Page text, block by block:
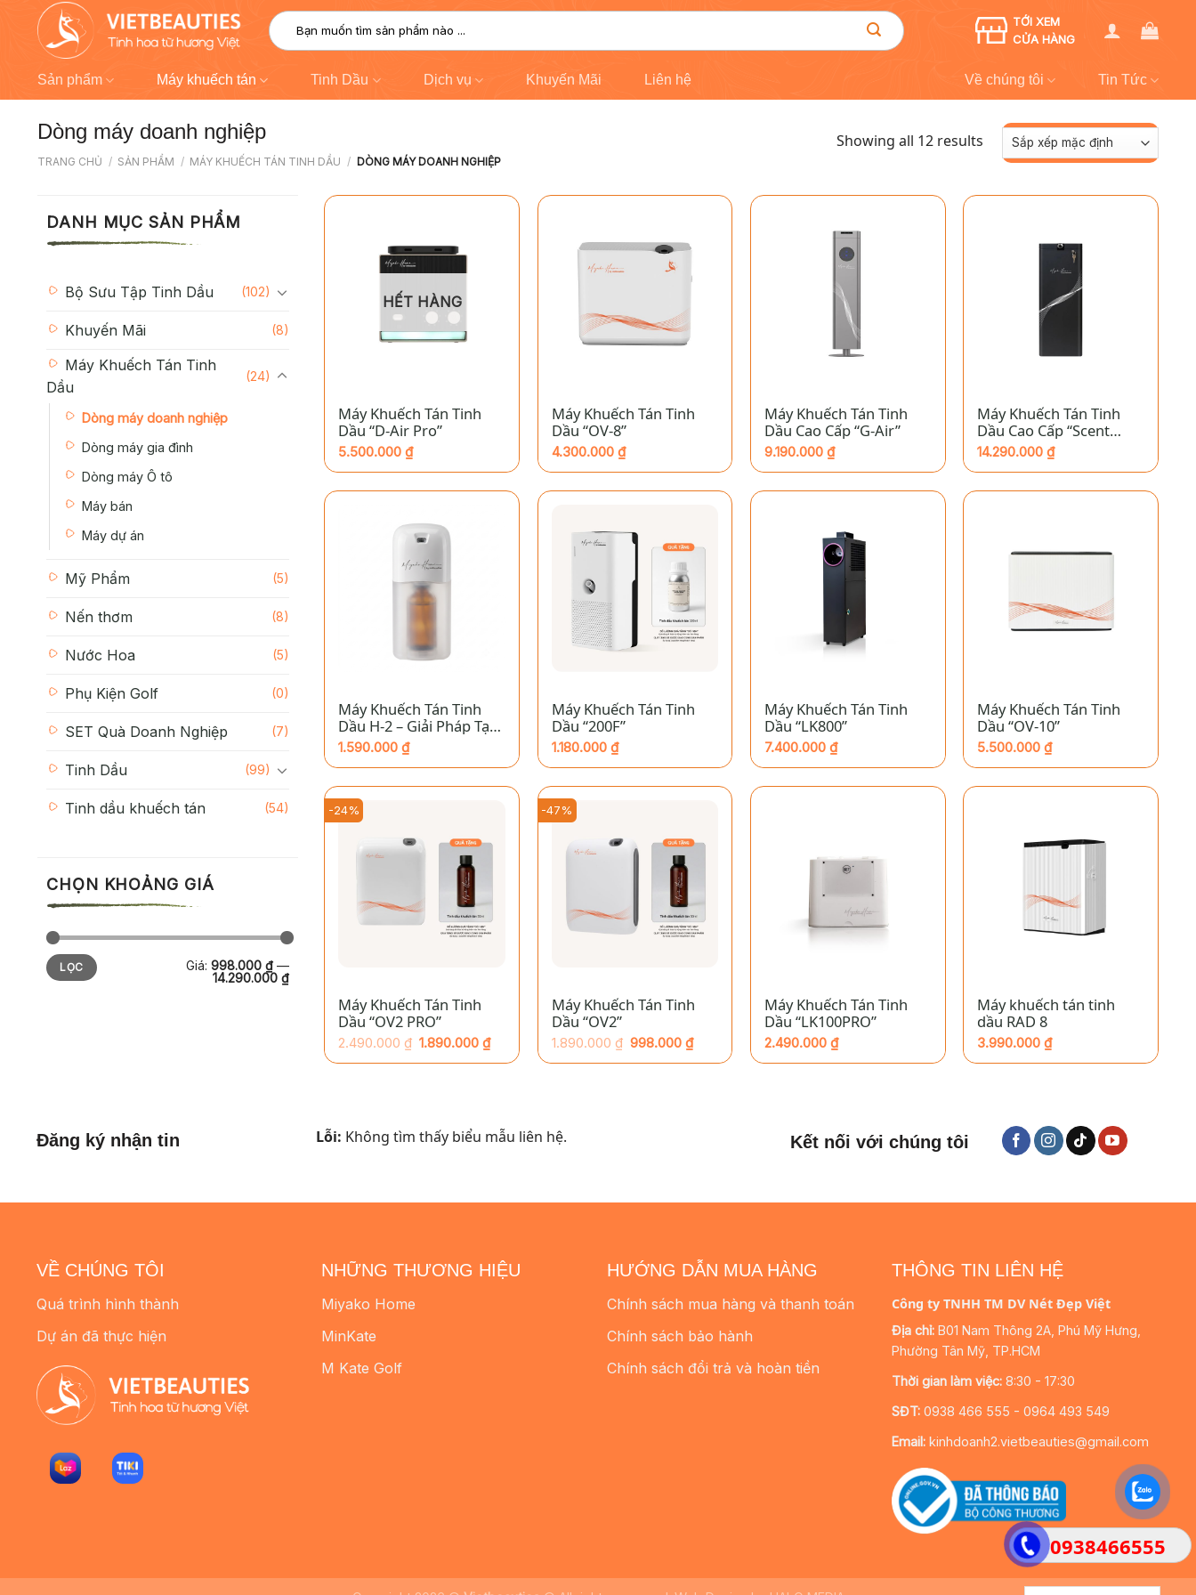
0938466555
Chuyển
Tìm
kiếm:
TỚI XEM
CỬA HÀNG
Sản phẩm Máy khuếch tán Tinh Dầu Dịch vụ Khuyến Mãi Liên hệ Về chúng tôi Tin Tức
Dòng máy doanh nghiệp
TRANG CHỦ / SẢN PHẨM / MÁY KHUẾCH TÁN TINH DẦU / DÒNG MÁY DOANH NGHIỆP
Showing all 12 results
DANH MỤC SẢN PHẨM
Bộ Sưu Tập Tinh Dầu (102)
Khuyến Mãi (8)
Máy Khuếch Tán Tinh
Dầu
(24)
Dòng máy doanh nghiệp
Dòng máy gia đình
Dòng máy Ô tô
Máy bán
Máy dự án
Mỹ Phẩm (5)
Nến thơm (8)
Nước Hoa (5)
Phụ Kiện Golf (0)
SET Quà Doanh Nghiệp (7)
Tinh Dầu (99)
Tinh dầu khuếch tán (54)
CHỌN KHOẢNG GIÁ
Giá
tối
thiểu
Giá
tối
đa
LỌC Giá: 998.000 ₫—
14.290.000 ₫
HẾT HÀNG
Máy Khuếch Tán Tinh
Dầu “D-Air Pro”
5.500.000₫
Máy Khuếch Tán Tinh
Dầu “OV-8”
4.300.000 ₫
Máy Khuếch Tán Tinh
Dầu Cao Cấp “G-Air”
9.190.000₫
Máy Khuếch Tán Tinh
Dầu Cao Cấp “Scent
Station”
14.290.000₫
Máy Khuếch Tán Tinh
Dầu H-2 – Giải Pháp Tạo
Hương Chuyên Nghiệp
Cho Thang Máy & Nhà
1.590.000₫
Máy Khuếch Tán Tinh
Dầu “200F”
1.180.000 ₫
Máy Khuếch Tán Tinh
Dầu “LK800”
7.400.000₫
Máy Khuếch Tán Tinh
Dầu “OV-10”
5.500.000₫
-24%
Máy Khuếch Tán Tinh
Dầu “OV2 PRO”
2.490.000 ₫
gốc
1.890.000₫
hiện
-47%
Máy Khuếch Tán Tinh
Dầu “OV2”
1.890.000 ₫
gốc
998.000 ₫
hiện
Máy Khuếch Tán Tinh
Dầu “LK100PRO”
2.490.000₫
Máy khuếch tán tinh
dầu RAD 8
3.990.000₫
Đăng ký nhận tin Lỗi: Không tìm thấy biểu mẫu liên hệ. Kết nối với chúng tôi
VỀ CHÚNG TÔI
Quá trình hình thành
Dự án đã thực hiện
NHỮNG THƯƠNG HIỆU
Miyako Home
MinKate
M Kate Golf
HƯỚNG DẪN MUA HÀNG
Chính sách mua hàng và thanh toán
Chính sách bảo hành
Chính sách đổi trả và hoàn tiền
THÔNG TIN LIÊN HỆ
Công ty TNHH TM DV Nét Đẹp Việt
Địa chỉ:B01 Nam Thông 2A, Phú Mỹ Hưng,
Phường Tân Mỹ, TP.HCM
Thời gian làm việc: 8:30 - 17:30
SĐT: 0938 466 555 - 0964 493 549
Email: kinhdoanh2.vietbeauties@gmail.com